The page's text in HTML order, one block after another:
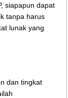
siapapun dapat
tanpa harus
lunak yang
dan tingkat